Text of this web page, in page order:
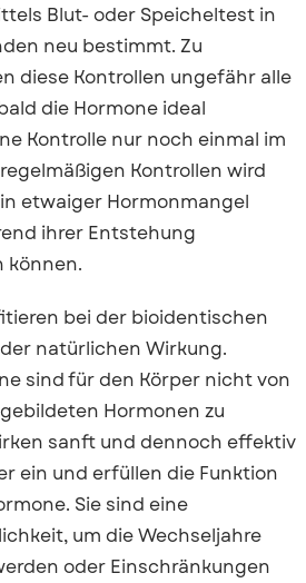
Blut- oder Speicheltest in
neu bestimmt. Zu
diese Kontrollen ungefähr alle
die Hormone ideal
Kontrolle nur noch einmal im
Kontrollen wird
etwaiger Hormonmangel
ihrer Entstehung
können.
bei der bioidentischen
natürlichen Wirkung.
sind für den Körper nicht von
Hormonen zu
sanft und dennoch effektiv
ein und erfüllen die Funktion
Sie sind eine
um die Wechseljahre
oder Einschränkungen